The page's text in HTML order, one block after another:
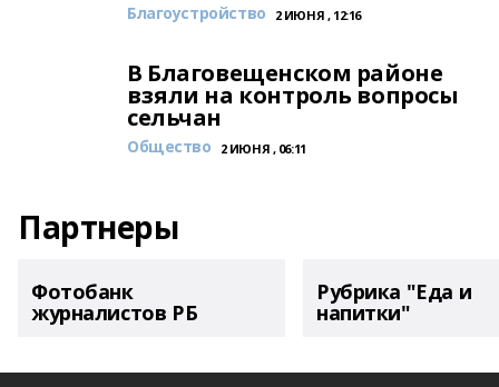
Благоустройство 2 ИЮНЯ , 12:16
В Благовещенском районе
взяли на контроль вопросы
сельчан
Общество 2 ИЮНЯ , 06:11
Партнеры
Фотобанк
журналистов РБ
Рубрика "Еда и
напитки"